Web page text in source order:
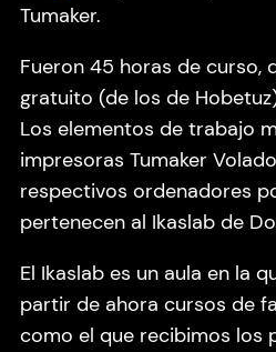
Tumaker.
Fueron 45 horas de curso,
gratuito (de los de
Los elementos de trabajo
impresoras Tumaker
respectivos ordenadores
pertenecen al Ikaslab de
El Ikaslab es un aula en la
partir de ahora cursos de
como el que recibimos los